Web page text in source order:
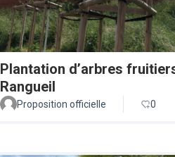
Plantation d’arbres
Rangueil
Proposition officielle 0